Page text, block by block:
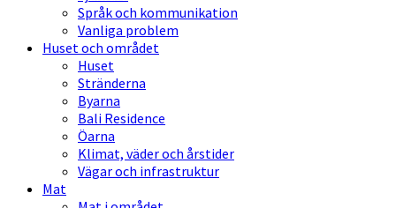
Språk och kommunikation
Vanliga problem
Huset och området
Huset
Stränderna
Byarna
Bali Residence
Öarna
Klimat, väder och årstider
Vägar och infrastruktur
Mat